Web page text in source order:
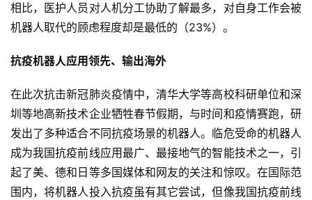
相比，医护人员对人机分工协助了解最多，对自身工作会被
机器人取代的顾虑程度却是最低的（23%）。
抗疫机器人应用领先、输出海外
在此次抗击新冠肺炎疫情中，清华大学等高校科研单位和深
圳等地高新技术企业牺牲春节假期，与时间和疫情赛跑，研
发出了多种适合不同抗疫场景的机器人。临危受命的机器人
成为我国抗疫前线应用最广、最接地气的智能技术之一，引
起了美、德和日等多国媒体和网友的关注和惊叹。在国际范
围内，将机器人投入抗疫虽有其它尝试，但像我国抗疫前线